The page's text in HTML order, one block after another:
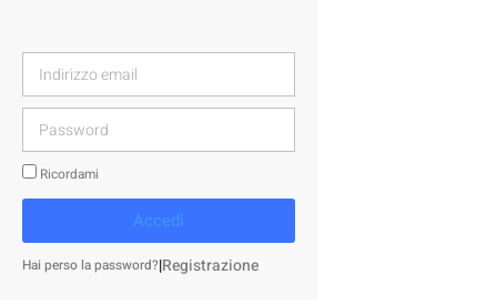
Ricordami
Accedi
Hai perso la password?|Registrazione